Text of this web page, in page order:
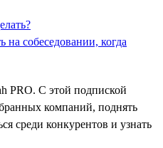
на собеседовании, когда
PRO. С этой подпиской
компаний, поднять
среди конкурентов и узнать